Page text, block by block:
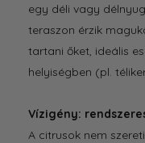
egy déli vagy
teraszon érzik
tartani őket, ideális
helyiségben (pl.
Vízigény:
A citrusok nem